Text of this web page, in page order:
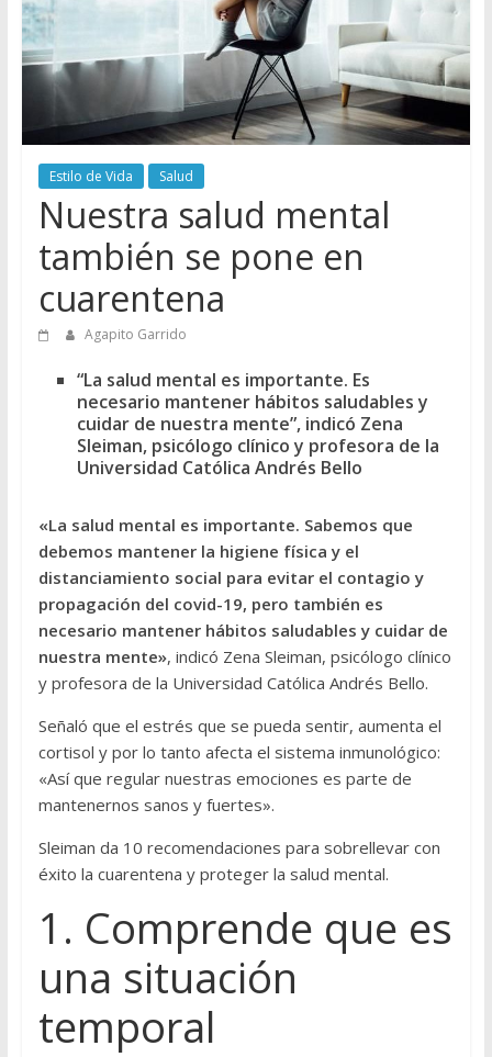
Estilo de Vida Salud
Nuestra salud mental
también se pone en
cuarentena
Agapito Garrido
“La salud mental es importante. Es
necesario mantener hábitos saludables y
cuidar de nuestra mente”, indicó Zena
Sleiman, psicólogo clínico y profesora de la
Universidad Católica Andrés Bello
«La salud mental es importante. Sabemos que
debemos mantener la higiene física y el
distanciamiento social para evitar el contagio y
propagación del covid-19, pero también es
necesario mantener hábitos saludables y cuidar de
nuestra mente», indicó Zena Sleiman, psicólogo clínico
y profesora de la Universidad Católica Andrés Bello.
Señaló que el estrés que se pueda sentir, aumenta el
cortisol y por lo tanto afecta el sistema inmunológico:
«Así que regular nuestras emociones es parte de
mantenernos sanos y fuertes».
Sleiman da 10 recomendaciones para sobrellevar con
éxito la cuarentena y proteger la salud mental.
1. Comprende que es
una situación
temporal